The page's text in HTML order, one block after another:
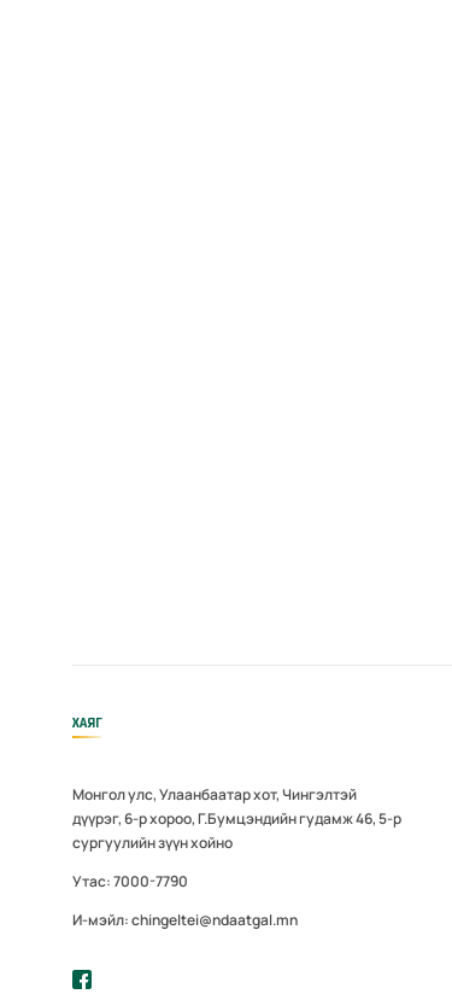
ХАЯГ
Монгол улс, Улаанбаатар хот, Чингэлтэй
дүүрэг, 6-р хороо, Г.Бумцэндийн гудамж 46, 5-р
сургуулийн зүүн хойно
Утас: 7000-7790
И-мэйл: chingeltei@ndaatgal.mn